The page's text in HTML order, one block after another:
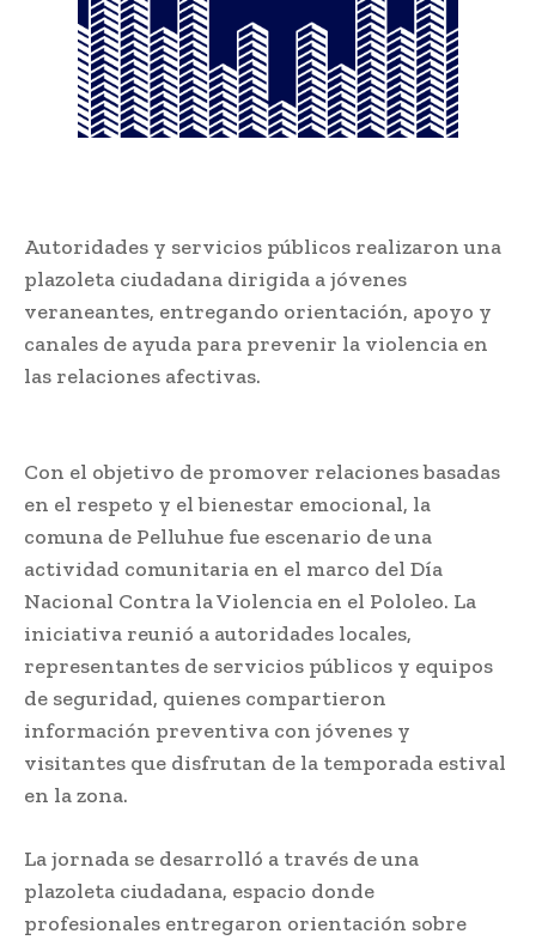
Autoridades y servicios públicos realizaron una
plazoleta ciudadana dirigida a jóvenes
veraneantes, entregando orientación, apoyo y
canales de ayuda para prevenir la violencia en
las relaciones afectivas.
Con el objetivo de promover relaciones basadas
en el respeto y el bienestar emocional, la
comuna de Pelluhue fue escenario de una
actividad comunitaria en el marco del Día
Nacional Contra la Violencia en el Pololeo. La
iniciativa reunió a autoridades locales,
representantes de servicios públicos y equipos
de seguridad, quienes compartieron
información preventiva con jóvenes y
visitantes que disfrutan de la temporada estival
en la zona.
La jornada se desarrolló a través de una
plazoleta ciudadana, espacio donde
profesionales entregaron orientación sobre